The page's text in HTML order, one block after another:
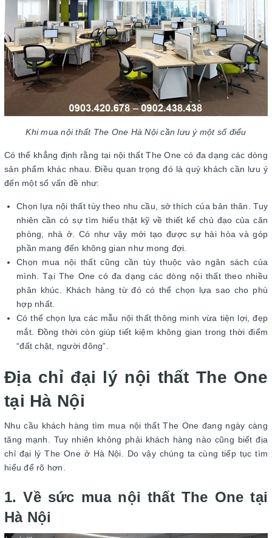
Khi mua nội thất The One Hà Nội cần lưu ý một số điểu
Có thể khẳng định rằng tại nội thất The One có đa dạng các dòng
sản phẩm khác nhau. Điều quan trọng đó là quý khách cần lưu ý
đến một số vấn đề như:
Chọn lựa nội thất tùy theo nhu cầu, sở thích của bản thân. Tuy
nhiên cần có sự tìm hiểu thật kỹ về thiết kế chủ đạo của căn
phòng, nhà ở. Có như vậy mới tạo được sự hài hòa và góp
phần mang đến không gian như mong đợi.
Chọn mua nội thất cũng cần tùy thuộc vào ngân sách của
mình. Tại The One có đa dạng các dòng nội thất theo nhiều
phân khúc. Khách hàng từ đó có thể chọn lựa sao cho phù
hợp nhất.
Có thể chọn lựa các mẫu nội thất thông minh vừa tiện lợi, đẹp
mắt. Đồng thời còn giúp tiết kiệm không gian trong thời điểm
“đất chật, người đông”.
Địa chỉ đại lý nội thất The One
tại Hà Nội
Nhu cầu khách hàng tìm mua nội thất The One đang ngày càng
tăng mạnh. Tuy nhiên không phải khách hàng nào cũng biết địa
chỉ đại lý The One ở Hà Nội. Do vậy chúng ta cùng tiếp tục tìm
hiểu để rõ hơn.
1. Về sức mua nội thất The One tại
Hà Nội